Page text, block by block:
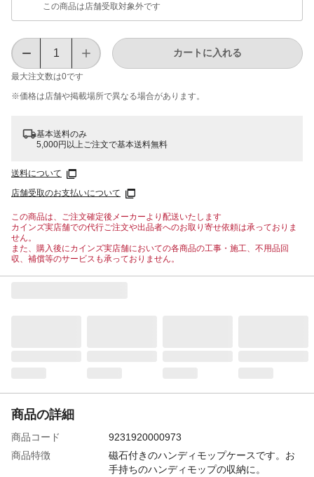
この商品は店舗受取対象外です
最大注文数は0です
カートに入れる
※価格は​店舗や​掲載場所で​異なる​場合が​あります。
基本送料のみ
5,000円以上ご注文で基本送料無料
送料について
店舗受取のお支払いについて
この商品は、ご注文確定後メーカーより配送いたします
カインズ実店舗での代行ご注文や出品者へのお取り寄せ依頼は承っておりま
せん。
また、購入後にカインズ実店舗においての各商品の工事・施工、不用品回
収、補償等のサービスも承っておりません。
商品の詳細
商品コード
9231920000973
商品特徴
磁石付きのハンディモップケースです。お
手持ちのハンディモップの収納に。